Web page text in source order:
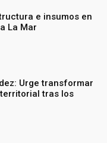
e insumos en
La Mar
Urge transformar
tras los